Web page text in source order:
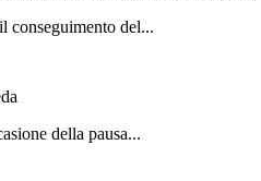
conseguimento del...
della pausa...